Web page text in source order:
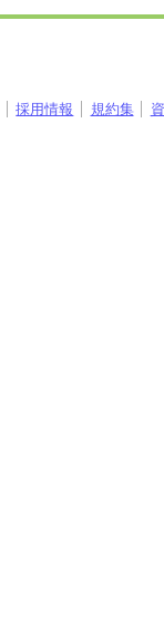
採用情報 規約集